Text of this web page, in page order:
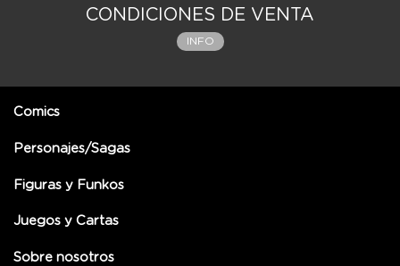
CONDICIONES DE VENTA
INFO
Comics
Personajes/Sagas
Figuras y Funkos
Juegos y Cartas
Sobre nosotros